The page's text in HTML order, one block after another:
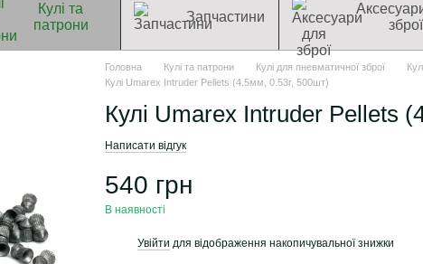
Кулі та
патрони
Запчастини
зброї
Головна Кулі та патрони Кулі для пневматичної зброї
Кулі Umarex Intruder Pellets (4.5мм, 0.53г, 500шт)
Кулі Umarex Intruder Pellets
Написати відгук
540 грн
В наявності
Увійти для відображення накопичувальної знижки